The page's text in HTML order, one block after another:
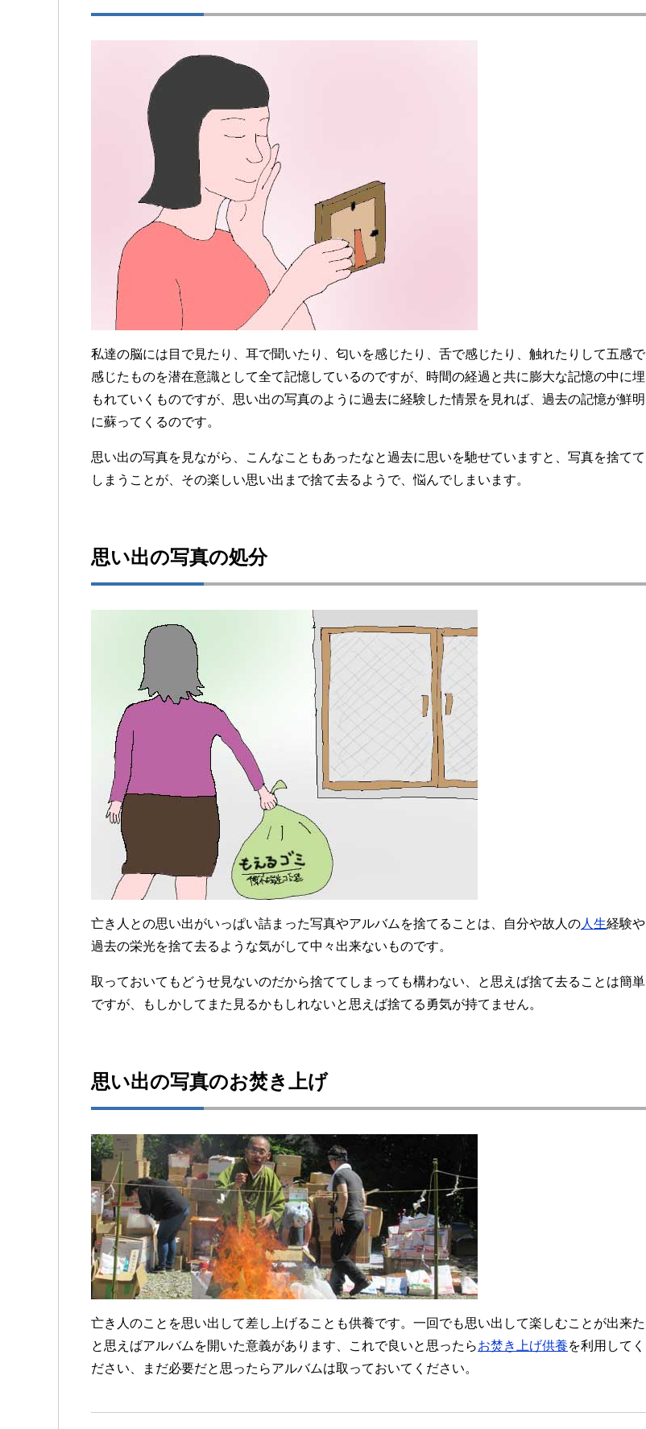
私達の脳には目で見たり、耳で聞いたり、匂いを感じたり、舌で感じたり、触れたりして五感で
感じたものを潜在意識として全て記憶しているのですが、時間の経過と共に膨大な記憶の中に埋
もれていくものですが、思い出の写真のように過去に経験した情景を見れば、過去の記憶が鮮明
に蘇ってくるのです。
思い出の写真を見ながら、こんなこともあったなと過去に思いを馳せていますと、写真を捨てて
しまうことが、その楽しい思い出まで捨て去るようで、悩んでしまいます。
思い出の写真の処分
亡き人との思い出がいっぱい詰まった写真やアルバムを捨てることは、自分や故人の人生経験や
過去の栄光を捨て去るような気がして中々出来ないものです。
取っておいてもどうせ見ないのだから捨ててしまっても構わない、と思えば捨て去ることは簡単
ですが、もしかしてまた見るかもしれないと思えば捨てる勇気が持てません。
思い出の写真のお焚き上げ
亡き人のことを思い出して差し上げることも供養です。一回でも思い出して楽しむことが出来た
と思えばアルバムを開いた意義があります、これで良いと思ったらお焚き上げ供養を利用してく
ださい、まだ必要だと思ったらアルバムは取っておいてください。